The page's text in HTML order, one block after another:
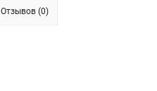
Отзывов (0)